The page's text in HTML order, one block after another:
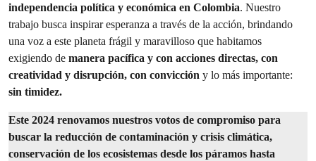
independencia política y económica en Colombia. Nuestro
trabajo busca inspirar esperanza a través de la acción, brindando
una voz a este planeta frágil y maravilloso que habitamos
exigiendo de manera pacífica y con acciones directas, con
creatividad y disrupción, con convicción y lo más importante:
sin timidez.
Este 2024 renovamos nuestros votos de compromiso para
buscar la reducción de contaminación y crisis climática,
conservación de los ecosistemas desde los páramos hasta